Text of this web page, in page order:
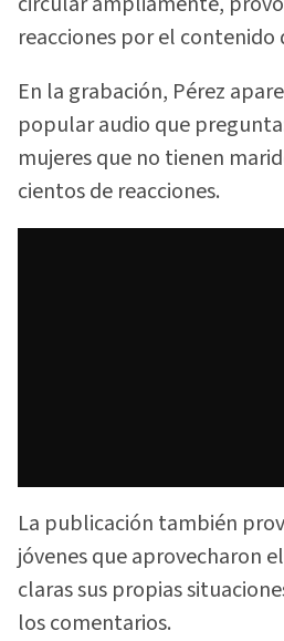
reacciones por el
En la grabación, Pérez
popular audio que
mujeres que no tienen
cientos de reacciones.
La publicación también
jóvenes que aprovecharon
claras sus propias
los comentarios.